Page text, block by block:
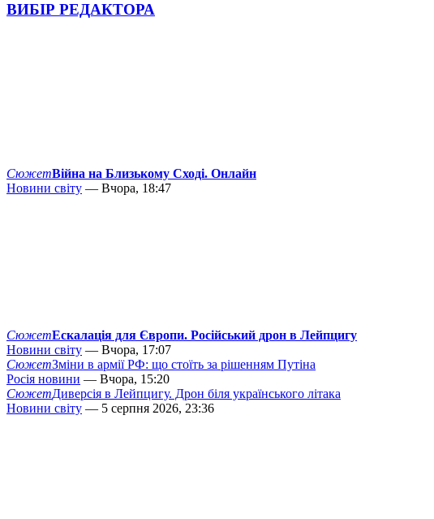
ВИБІР РЕДАКТОРА
СюжетВійна на Близькому Сході. Онлайн
Новини світу — Вчора, 18:47
СюжетЕскалація для Європи. Російський дрон в Лейпцигу
Новини світу — Вчора, 17:07
СюжетЗміни в армії РФ: що стоїть за рішенням Путіна
Росія новини — Вчора, 15:20
СюжетДиверсія в Лейпцигу. Дрон біля українського літака
Новини світу — 5 серпня 2026, 23:36